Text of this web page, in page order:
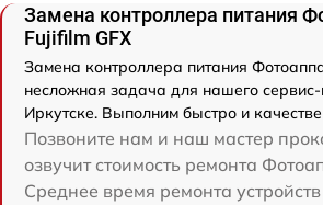
Замена контроллера питания
Fujifilm GFX
Замена контроллера питания
несложная задача для нашего
Иркутске. Выполним быстро и
Позвоните нам и наш мастер
озвучит стоимость ремонта
Среднее время ремонта